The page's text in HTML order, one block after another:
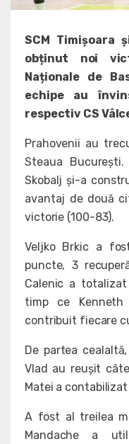
SCM Timișoara
obținut noi
Naționale de
echipe au
respectiv CS
Prahovenii au
Steaua
Skobalj și-a
avantaj de două
victorie (100-83).
Veljko Brkic a
puncte, 3
Calenic a
timp ce
contribuit fiecare
De partea
Vlad au reușit
Matei a
A fost al treilea
Mandache a